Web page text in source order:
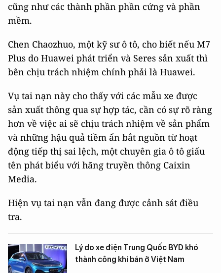
cũng như các thành phần phần cứng và phần
mềm.
Chen Chaozhuo, một kỹ sư ô tô, cho biết nếu M7
Plus do Huawei phát triển và Seres sản xuất thì
bên chịu trách nhiệm chính phải là Huawei.
Vụ tai nạn này cho thấy với các mẫu xe được
sản xuất thông qua sự hợp tác, cần có sự rõ ràng
hơn về việc ai sẽ chịu trách nhiệm về sản phẩm
và những hậu quả tiềm ẩn bắt nguồn từ hoạt
động tiếp thị sai lệch, một chuyên gia ô tô giấu
tên phát biểu với hãng truyền thông Caixin
Media.
Hiện vụ tai nạn vẫn đang được cảnh sát điều
tra.
Lý do xe điện Trung Quốc BYD khó
thành công khi bán ở Việt Nam